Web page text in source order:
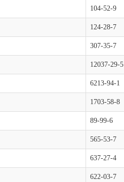
104-52-9
124-28-7
307-35-7
12037-29-5
6213-94-1
1703-58-8
89-99-6
565-53-7
637-27-4
622-03-7